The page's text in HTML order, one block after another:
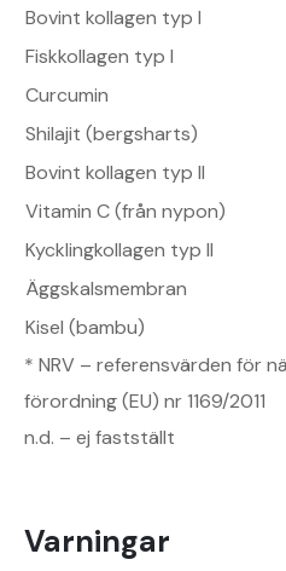
Bovint kollagen typ I
Fiskkollagen typ I
Curcumin
Shilajit (bergsharts)
Bovint kollagen typ II
Vitamin C (från nypon)
Kycklingkollagen typ II
Äggskalsmembran
Kisel (bambu)
* NRV – referensvärden för
förordning (EU) nr 1169/2011
n.d. – ej fastställt
Varningar